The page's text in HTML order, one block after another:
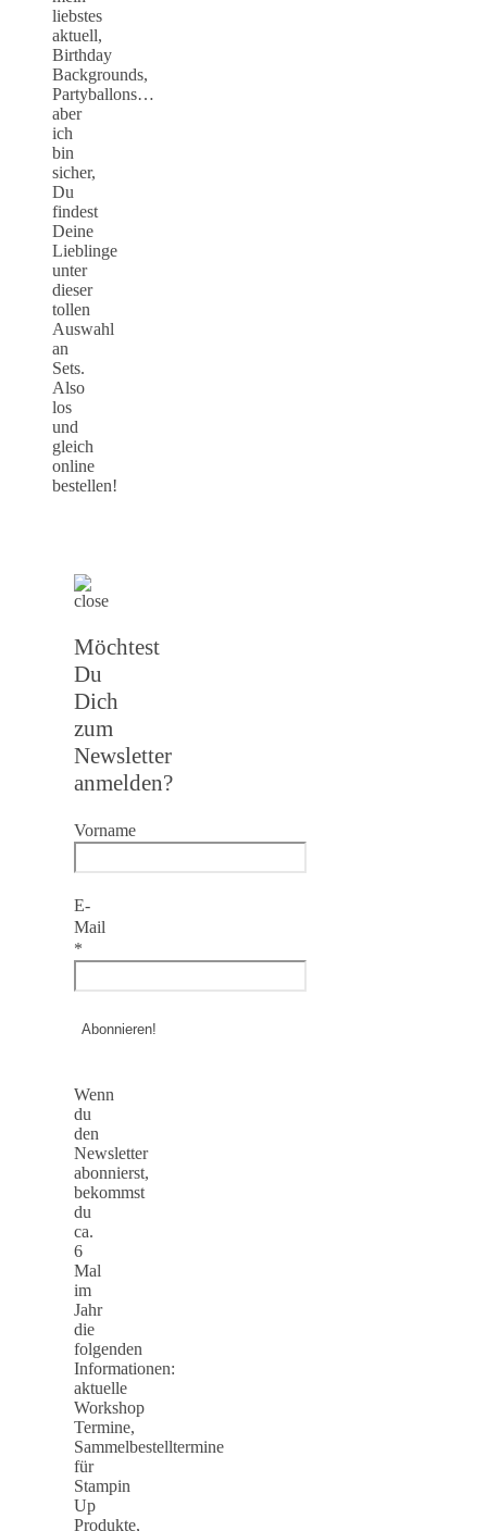
liebstes
aktuell,
Birthday
Backgrounds,
Partyballons…
aber
ich
bin
sicher,
Du
findest
Deine
Lieblinge
unter
dieser
tollen
Auswahl
an
Sets.
Also
los
und
gleich
online
bestellen!
Möchtest
Du
Dich
zum
Newsletter
anmelden?
Vorname
E-
Mail
*
Wenn
du
den
Newsletter
abonnierst,
bekommst
du
ca.
6
Mal
im
Jahr
die
folgenden
Informationen:
aktuelle
Workshop
Termine,
Sammelbestelltermine
für
Stampin
Up
Produkte,